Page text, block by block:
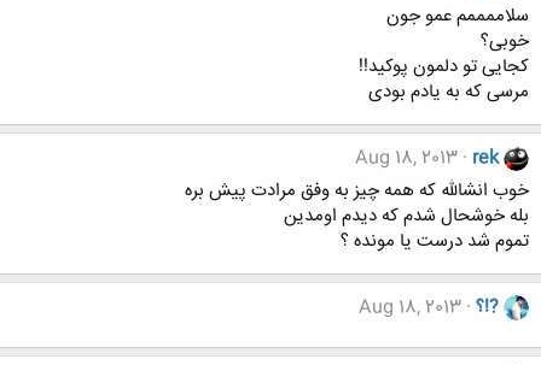
سلاممممم عمو جون
خوبی؟
کجایی تو دلمون پوکید!!
مرسی که به یادم بودی
rek
Aug 18, 2013
خوب انشالله که همه چیز به وفق مرادت پیش بره
بله خوشحال شدم که دیدم اومدین
تموم شد درست یا مونده ؟
?!؟ Aug 18, 2013